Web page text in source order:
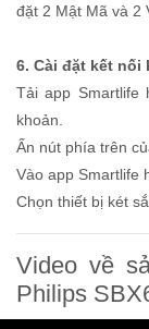
đặt 2 Mật Mã và 2
6. Cài đặt kết nối
Tải app Smartlife
khoản.
Ấn nút phía trên
Vào app Smartlife
Chọn thiết bị két
Video về
Philips